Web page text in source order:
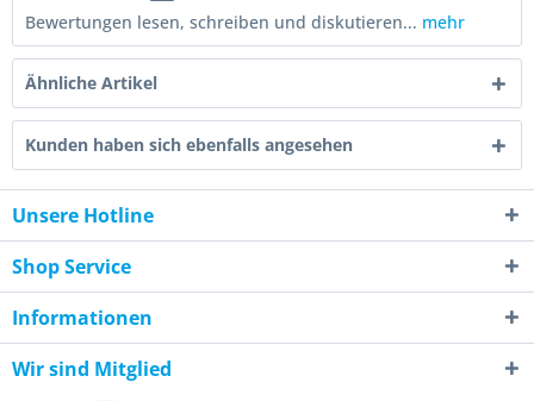
Bewertungen lesen, schreiben und diskutieren... mehr
Ähnliche Artikel
Kunden haben sich ebenfalls angesehen
Unsere Hotline
Shop Service
Informationen
Wir sind Mitglied